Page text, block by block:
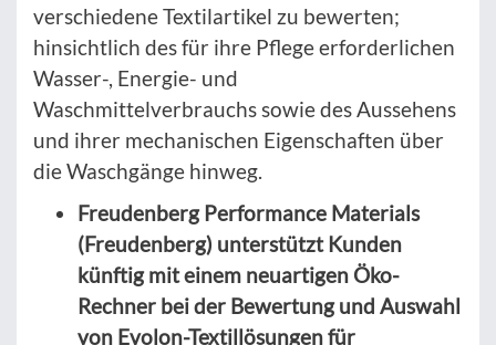
verschiedene Textilartikel zu bewerten;
hinsichtlich des für ihre Pflege erforderlichen
Wasser-, Energie- und
Waschmittelverbrauchs sowie des Aussehens
und ihrer mechanischen Eigenschaften über
die Waschgänge hinweg.
Freudenberg Performance Materials
(Freudenberg) unterstützt Kunden
künftig mit einem neuartigen Öko-
Rechner bei der Bewertung und Auswahl
von Evolon-Textillösungen für